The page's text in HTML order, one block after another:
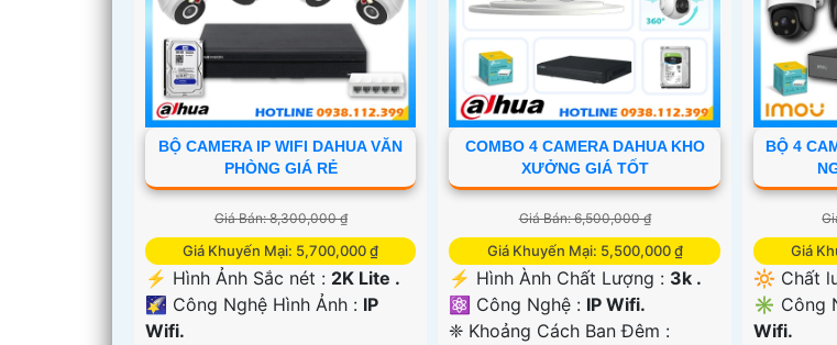
BỘ CAMERA IP WIFI DAHUA VĂN
PHÒNG GIÁ RẺ
Giá Bán: 8,300,000 ₫
Giá Khuyến Mại: 5,700,000 ₫
️⚡ Hình Ảnh Sắc nét : 2K Lite .
🌠 Công Nghệ Hình Ảnh : IP
Wifi.
COMBO 4 CAMERA DAHUA KHO
XƯỞNG GIÁ TỐT
Giá Bán: 6,500,000 ₫
Giá Khuyến Mại: 5,500,000 ₫
️⚡ Hình Ành Chất Lượng : 3k .
⚛️ Công Nghệ : IP Wifi.
❈ Khoảng Cách Ban Đêm :
BỘ 4
Giá
🔆 Chất
✳️ Công
Wifi.